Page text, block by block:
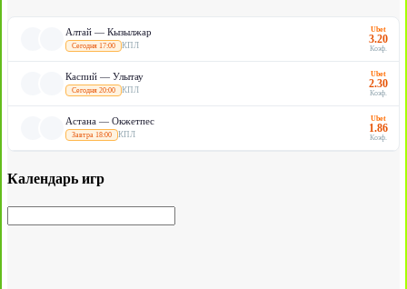
Алтай — Кызылжар
Сегодня 17:00 КПЛ
Ubet
3.20
Коэф.
Каспий — Улытау
Сегодня 20:00 КПЛ
Ubet
2.30
Коэф.
Астана — Окжетпес
Завтра 18:00 КПЛ
Ubet
1.86
Коэф.
Календарь игр